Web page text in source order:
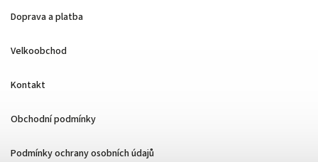
Doprava a platba
Velkoobchod
Kontakt
Obchodní podmínky
Podmínky ochrany osobních údajů